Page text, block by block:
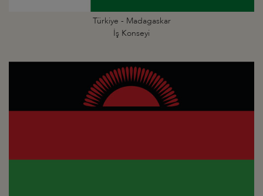
Türkiye - Madagaskar
İş Konseyi